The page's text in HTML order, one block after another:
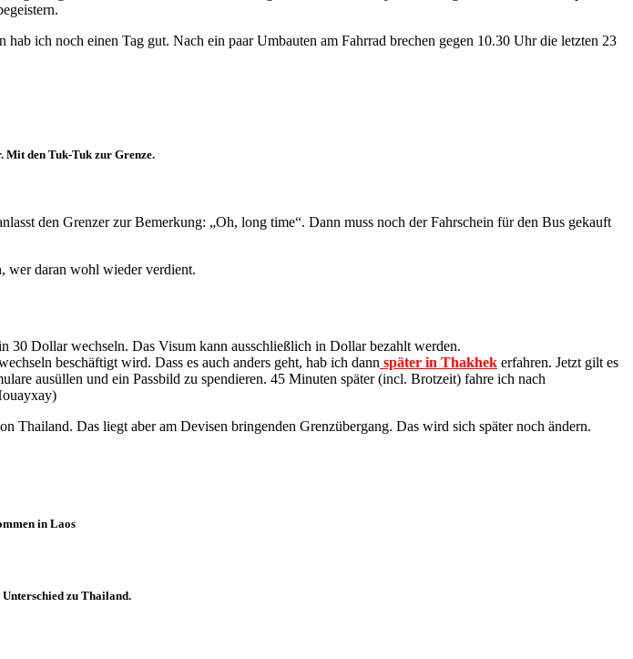
hab ich noch einen Tag gut. Nach ein paar Umbauten am Fahrrad brechen gegen 10.30 Uhr die letzten 23
Mit den Tuk-Tuk zur Grenze.
den Grenzer zur Bemerkung: „Oh, long time“. Dann muss noch der Fahrschein für den Bus gekauft
wer daran wohl wieder verdient.
Dollar wechseln. Das Visum kann ausschließlich in Dollar bezahlt werden.
beschäftigt wird. Dass es auch anders geht, hab ich dann später in Thakhek erfahren. Jetzt gilt es
ausüllen und ein Passbild zu spendieren. 45 Minuten später (incl. Brotzeit) fahre ich nach
Thailand. Das liegt aber am Devisen bringenden Grenzübergang. Das wird sich später noch ändern.
in Laos
zu Thailand.